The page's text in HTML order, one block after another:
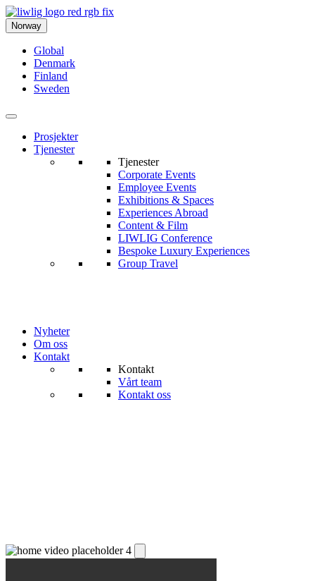
Norway
Global
Denmark
Finland
Sweden
Prosjekter
Tjenester
Tjenester
Corporate Events
Employee Events
Exhibitions & Spaces
Experiences Abroad
Content & Film
LIWLIG Conference
Bespoke Luxury Experiences
Group Travel
Nyheter
Om oss
Kontakt
Kontakt
Vårt team
Kontakt oss